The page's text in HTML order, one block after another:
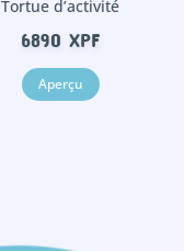
Tortue d’activité
6890XPF
Aperçu